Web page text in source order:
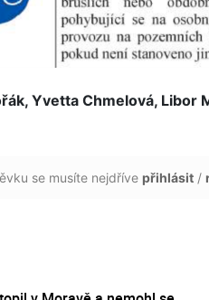
Yvetta Chmelová, Libor
se musíte nejdříve přihlásit /